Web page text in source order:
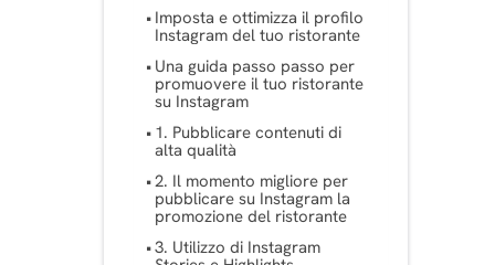
Imposta e ottimizza il profilo
Instagram del tuo ristorante
Una guida passo passo per
promuovere il tuo ristorante
su Instagram
1. Pubblicare contenuti di
alta qualità
2. Il momento migliore per
pubblicare su Instagram la
promozione del ristorante
3. Utilizzo di Instagram